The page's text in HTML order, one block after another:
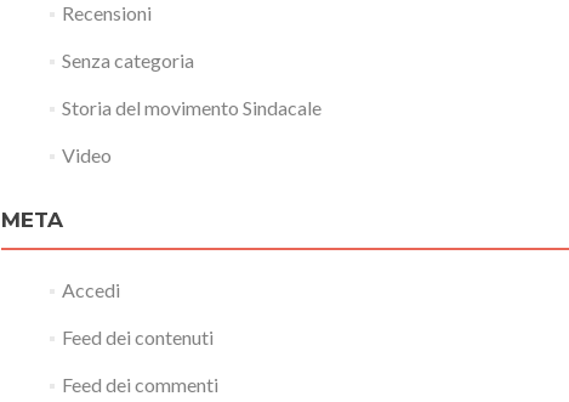
Recensioni
Senza categoria
Storia del movimento Sindacale
Video
META
Accedi
Feed dei contenuti
Feed dei commenti